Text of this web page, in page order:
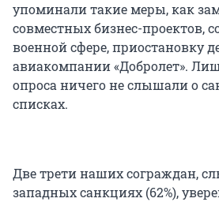
упоминали такие меры, как
совместных бизнес-проектов,
военной сфере, приостановку
авиакомпании «Добролет».
опроса ничего не слышали о
списках.
Две трети наших сограждан,
западных санкциях (62%),